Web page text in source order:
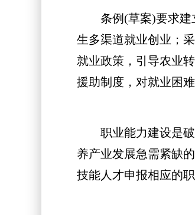
条例(草案)要求建立
生多渠道就业创业；
就业政策，引导农业
援助制度，对就业困
职业能力建设是破
养产业发展急需紧缺
技能人才申报相应的职